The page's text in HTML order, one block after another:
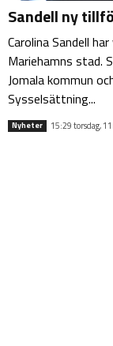
Sandell ny
Carolina Sandell
Mariehamns stad.
Jomala kommun
Sysselsättning...
Nyheter 15:29 torsdag,